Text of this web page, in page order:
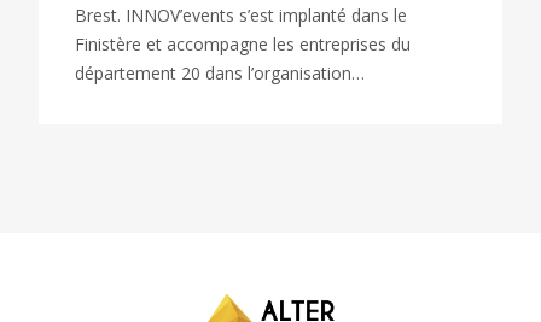
Brest. INNOV’events s’est implanté dans le
Finistère et accompagne les entreprises du
département 20 dans l’organisation…